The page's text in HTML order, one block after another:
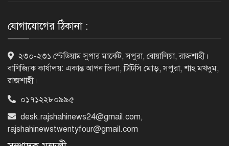
৫ আগস্ট গণতান্ত্রিক রাজনৈতিক অধিকার
পুনঃপ্রতিষ্ঠার দিন: প্রধানমন্ত্রী
ফাইনালে সান্তোস
যোগাযোগের ঠিকানা :
২৩০-২৩১ স্টেডিয়াম সুপার মার্কেট, সপুরা, বোয়ালিয়া, রাজশাহী।
বাণিজ্যিক কার্যালয়: একান্ত আপন ভিলা, টিটিসি মোড়, সপুরা, শাহ মখদুম,
রাজশাহী।
০১৭১২২৮০৯৯৫
desk.rajshahinews24@gmail.com,
rajshahinewstwentyfour@gmail.com